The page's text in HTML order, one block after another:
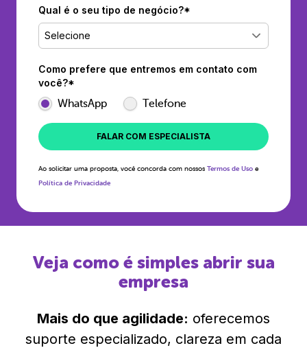
Qual é o seu tipo de negócio?*
Selecione
Como prefere que entremos em contato com
você?*
WhatsApp Telefone
FALAR COM ESPECIALISTA
Ao solicitar uma proposta, você concorda com nossos Termos de Uso e
Política de Privacidade
Veja como é simples abrir sua
empresa
Mais do que agilidade: oferecemos
suporte especializado, clareza em cada